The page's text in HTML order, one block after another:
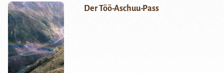
Der Töö-Aschuu-Pass